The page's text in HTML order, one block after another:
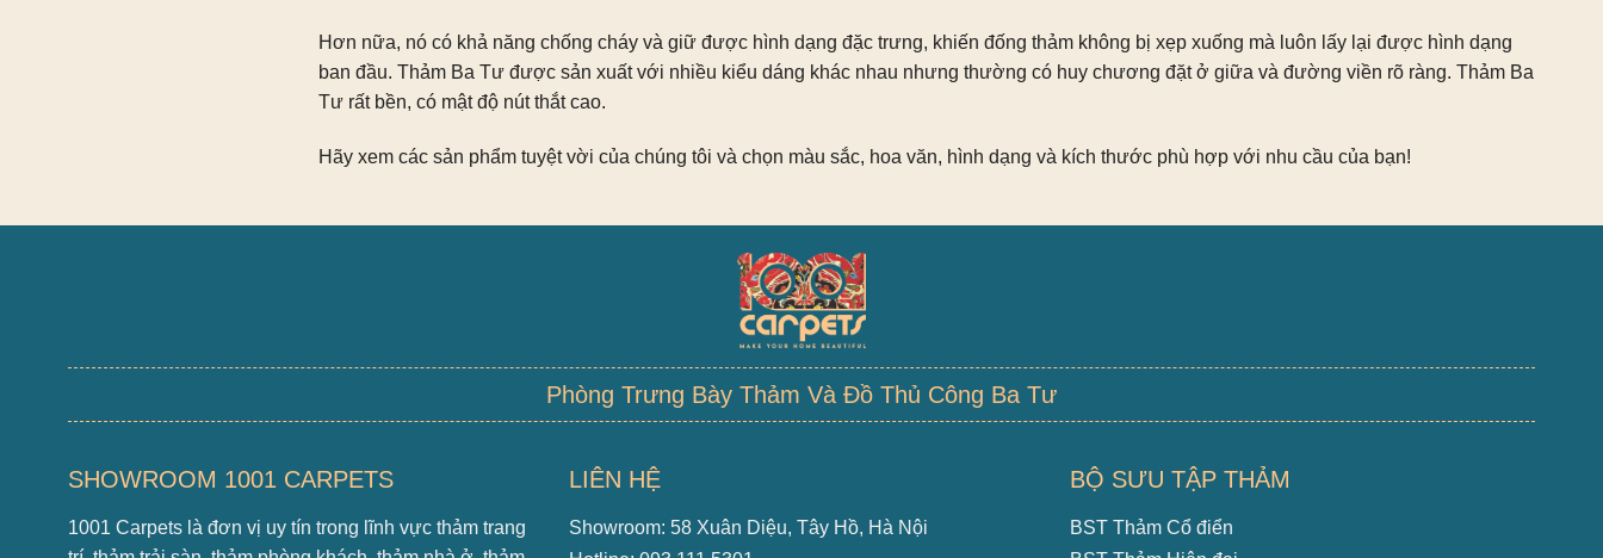
Hơn nữa, nó có khả năng chống cháy và giữ được hình dạng đặc trưng, ​​khiến đống thảm không bị xẹp xuống mà luôn lấy lại được hình dạng
ban đầu. Thảm Ba Tư được sản xuất với nhiều kiểu dáng khác nhau nhưng thường có huy chương đặt ở giữa và đường viền rõ ràng. Thảm Ba
Tư rất bền, có mật độ nút thắt cao.
Hãy xem các sản phẩm tuyệt vời của chúng tôi và chọn màu sắc, hoa văn, hình dạng và kích thước phù hợp với nhu cầu của bạn!
Phòng Trưng Bày Thảm Và Đồ Thủ Công Ba Tư
SHOWROOM 1001 CARPETS
1001 Carpets là đơn vị uy tín trong lĩnh vực thảm trang
LIÊN HỆ
Showroom: 58 Xuân Diệu, Tây Hồ, Hà Nội
BỘ SƯU TẬP THẢM
BST Thảm Cổ điển